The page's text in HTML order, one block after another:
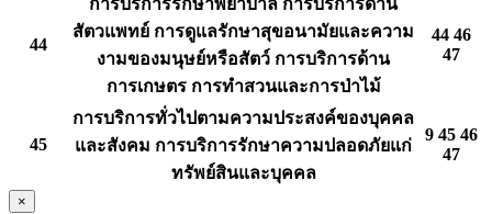
44
สัตวแพทย์ การดูแลรักษาสุขอนามัยและความ
งามของมนุษย์หรือสัตว์ การบริการด้าน
การเกษตร การทำสวนและการป่าไม้
44 46
47
45
การบริการทั่วไปตามความประสงค์ของบุคคล
และสังคม การบริการรักษาความปลอดภัยแก่
ทรัพย์สินและบุคคล
9 45 46
47
×